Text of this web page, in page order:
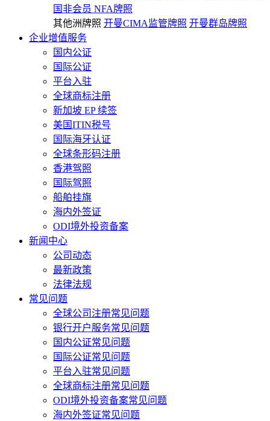
国非会员 NFA牌照
其他洲牌照 开曼CIMA监管牌照 开曼群岛牌照
企业增值服务
国内公证
国际公证
平台入驻
全球商标注册
新加坡 EP 续签
美国ITIN税号
国际海牙认证
全球条形码注册
香港驾照
国际驾照
船舶挂旗
海内外签证
ODI境外投资备案
新闻中心
公司动态
最新政策
法律法规
常见问题
全球公司注册常见问题
银行开户服务常见问题
国内公证常见问题
国际公证常见问题
平台入驻常见问题
全球商标注册常见问题
ODI境外投资备案常见问题
海内外签证常见问题